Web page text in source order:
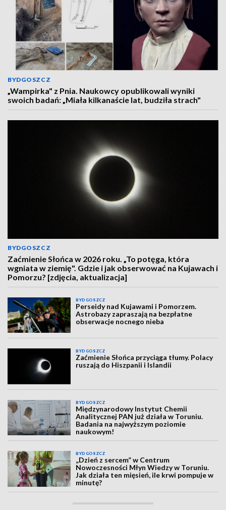
BYDGOSZCZ
„Wampirka" z Pnia. Naukowcy opublikowali wyniki
swoich badań: „Miała kilkanaście lat, budziła strach"
BYDGOSZCZ
Zaćmienie Słońca w 2026 roku. „To potęga, która
wgniata w ziemię". Gdzie i jak obserwować na Kujawach i
Pomorzu? [zdjęcia, aktualizacja]
BYDGOSZCZ
Perseidy nad Kujawami i Pomorzem.
Astrobazy zapraszają na bezpłatne
obserwacje nocnego nieba
BYDGOSZCZ
Zaćmienie Słońca przyciąga tłumy. Polacy
ruszają do Hiszpanii i Islandii
BYDGOSZCZ
Międzynarodowy Instytut Chemii
Analitycznej PAN już działa w Toruniu.
Badania na najwyższym poziomie
naukowym!
BYDGOSZCZ
„Dzień z sercem” w Centrum
Nowoczesności Młyn Wiedzy w Toruniu.
Jak działa ten mięsień, ile krwi pompuje w
minutę?